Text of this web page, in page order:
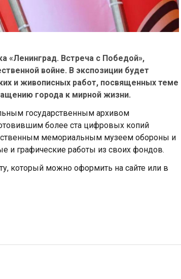
«Ленинград. Встреча с Победой»,
войне. В экспозиции будет
и живописных работ, посвященных теме
города к мирной жизни.
государственным архивом
более ста цифровых копий
мемориальным музеем обороны и
и графические работы из своих фондов.
который можно оформить на сайте или в